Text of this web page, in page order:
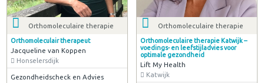
Orthomoleculaire therapie
Orthomoleculair therapeut
Jacqueline van Koppen
Honselersdijk
Gezondheidscheck en Advies
Orthomoleculaire therapie
Orthomoleculaire therapie Katwijk –
voedings- en leefstijladvies voor
optimale gezondheid
Lift My Health
Katwijk